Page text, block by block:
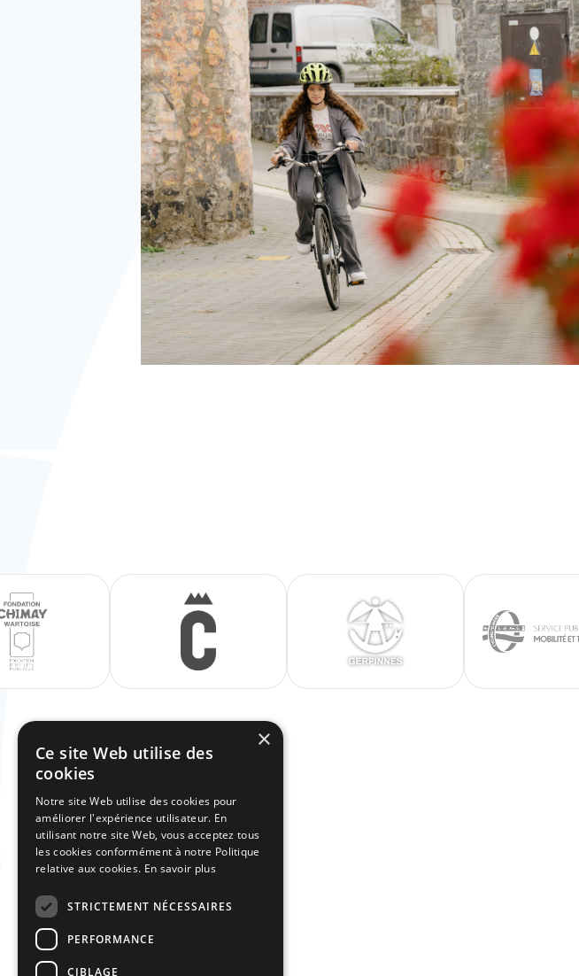
×
Ce site Web utilise des
cookies
Notre site Web utilise des cookies pour
améliorer l'expérience utilisateur. En
utilisant notre site Web, vous acceptez tous
les cookies conformément à notre Politique
relative aux cookies. En savoir plus
STRICTEMENT NÉCESSAIRES
PERFORMANCE
CIBLAGE